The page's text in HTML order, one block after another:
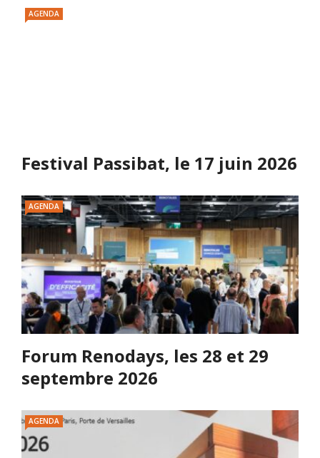
AGENDA
Festival Passibat, le 17 juin 2026
AGENDA
Forum Renodays, les 28 et 29
septembre 2026
AGENDA